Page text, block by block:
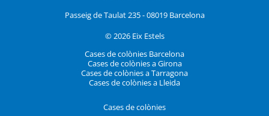
Passeig de Taulat 235 - 08019 Barcelona
© 2026 Eix Estels
Cases de colònies Barcelona
Cases de colònies a Girona
Cases de colònies a Tarragona
Cases de colònies a Lleida
Cases de colònies